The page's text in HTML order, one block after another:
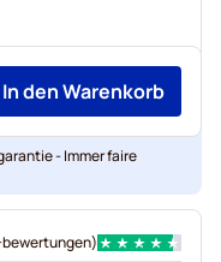
In den Warenkorb
- Immer faire
bewertungen)